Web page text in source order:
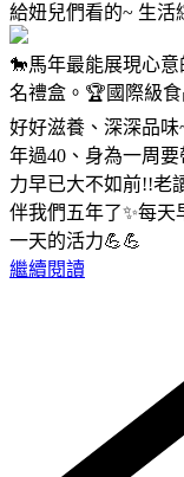
給妞兒們看的~ 生活
🐎馬年最能展現心
名禮盒。🏆國際級
好好滋養、深深品味
年過40、身為一周
力早已大不如前!!老
伴我們五年了✨每
一天的活力💪💪
繼續閱讀